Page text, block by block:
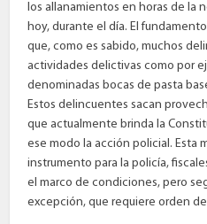
los allanamientos en horas de la
hoy, durante el día. El
que, como es sabido, muchos
actividades delictivas como por
denominadas bocas de pasta
Estos delincuentes sacan
que actualmente brinda la
ese modo la acción policial. Esta
instrumento para la policía,
el marco de condiciones, pero
excepción, que requiere orden